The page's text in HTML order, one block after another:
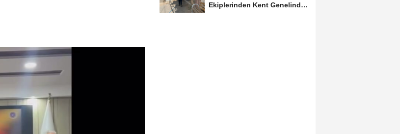
Ekiplerinden Kent Genelinde